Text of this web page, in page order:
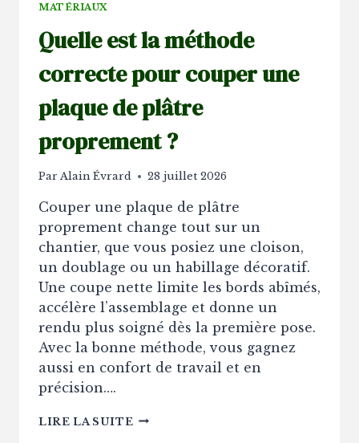
MATÉRIAUX
Quelle est la méthode
correcte pour couper une
plaque de plâtre
proprement ?
Par Alain Évrard 28 juillet 2026
Couper une plaque de plâtre
proprement change tout sur un
chantier, que vous posiez une cloison,
un doublage ou un habillage décoratif.
Une coupe nette limite les bords abîmés,
accélère l’assemblage et donne un
rendu plus soigné dès la première pose.
Avec la bonne méthode, vous gagnez
aussi en confort de travail et en
précision….
LIRE LA SUITE QUELLE